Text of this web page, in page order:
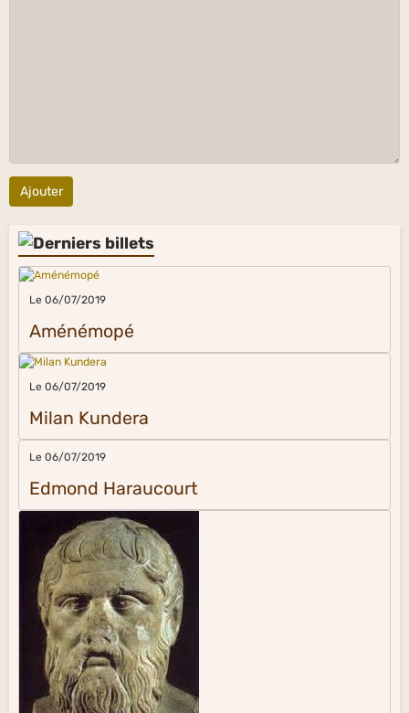
Ajouter
Le 06/07/2019
Aménémopé
Le 06/07/2019
Milan Kundera
Le 06/07/2019
Edmond Haraucourt